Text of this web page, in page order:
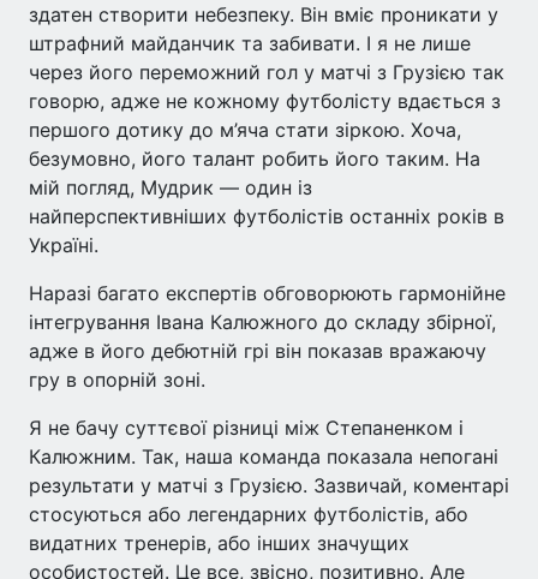
здатен створити небезпеку. Він вміє проникати у
штрафний майданчик та забивати. І я не лише
через його переможний гол у матчі з Грузією так
говорю, адже не кожному футболісту вдається з
першого дотику до м’яча стати зіркою. Хоча,
безумовно, його талант робить його таким. На
мій погляд, Мудрик — один із
найперспективніших футболістів останніх років в
Україні.
Наразі багато експертів обговорюють гармонійне
інтегрування Івана Калюжного до складу збірної,
адже в його дебютній грі він показав вражаючу
гру в опорній зоні.
Я не бачу суттєвої різниці між Степаненком і
Калюжним. Так, наша команда показала непогані
результати у матчі з Грузією. Зазвичай, коментарі
стосуються або легендарних футболістів, або
видатних тренерів, або інших значущих
особистостей. Це все, звісно, позитивно. Але